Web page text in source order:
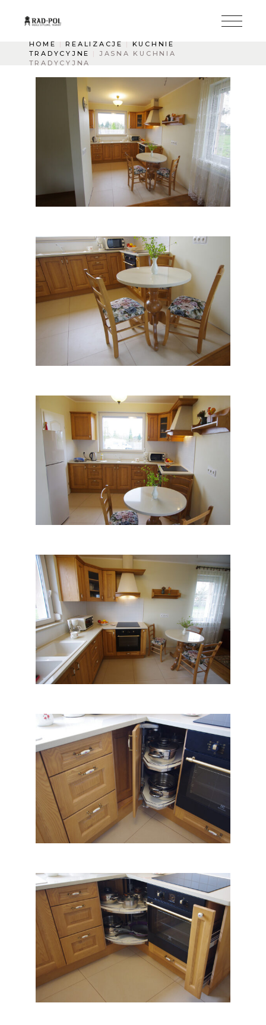
HOME REALIZACJE
KUCHNIE
TRADYCYJNE
JASNA KUCHNIA
TRADYCYJNA